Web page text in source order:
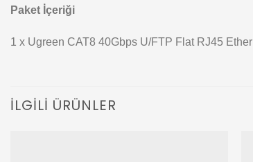
Paket İçeriği
1 x Ugreen CAT8 40Gbps U/FTP Flat RJ45
İLGILI ÜRÜNLER